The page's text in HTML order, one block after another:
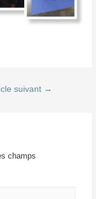
suivant →
champs